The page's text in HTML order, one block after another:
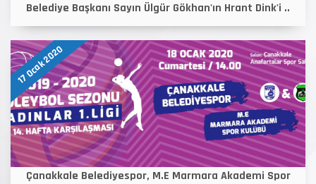
Belediye Başkanı Sayın Ülgür Gökhan'ın Hrant Dink'i ..
17 Ocak 2020
Çanakkale Belediyespor, M.E Marmara Akademi Spor